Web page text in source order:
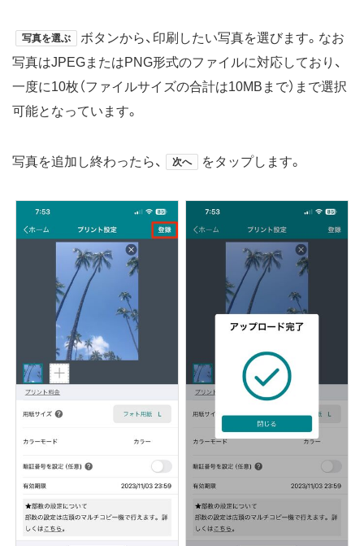
写真を選ぶ
ボタンから、印刷したい写真を選びます。なお
写真はJPEGまたはPNG形式のファイルに対応しており、
一度に10枚（ファイルサイズの合計は10MBまで）まで選択
可能となっています。
写真を追加し終わったら、 次へ をタップします。